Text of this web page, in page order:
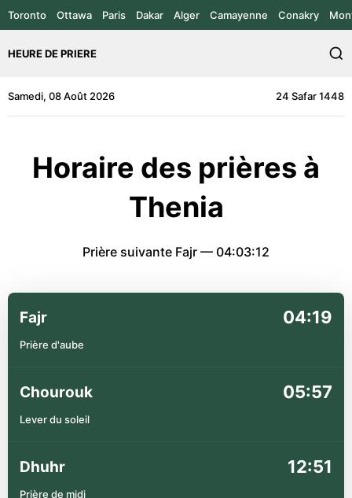
Toronto Ottawa Paris Dakar Alger Camayenne Conakry
HEURE DE PRIERE
Samedi, 08 Août 2026 24 Safar 1448
Horaire des prières à
Thenia
Prière suivante Fajr — 04:03:12
Fajr 04:19
Prière d'aube
Chourouk 05:57
Lever du soleil
Dhuhr 12:51
Prière de midi